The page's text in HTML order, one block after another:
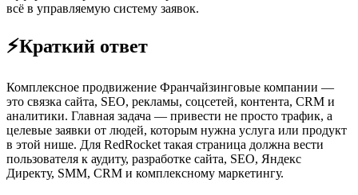
всё в управляемую систему заявок.
⚡Краткий ответ
Комплексное продвижение Франчайзинговые компании —
это связка сайта, SEO, рекламы, соцсетей, контента, CRM и
аналитики. Главная задача — привести не просто трафик, а
целевые заявки от людей, которым нужна услуга или продукт
в этой нише. Для RedRocket такая страница должна вести
пользователя к аудиту, разработке сайта, SEO, Яндекс
Директу, SMM, CRM и комплексному маркетингу.